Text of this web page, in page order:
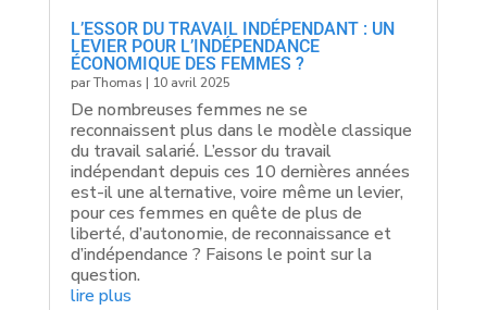
L’ESSOR DU TRAVAIL INDÉPENDANT : UN
LEVIER POUR L’INDÉPENDANCE
ÉCONOMIQUE DES FEMMES ?
parThomas | 10 avril 2025
De nombreuses femmes ne se
reconnaissent plus dans le modèle classique
du travail salarié. L’essor du travail
indépendant depuis ces 10 dernières années
est-il une alternative, voire même un levier,
pour ces femmes en quête de plus de
liberté, d’autonomie, de reconnaissance et
d’indépendance ? Faisons le point sur la
question.
lire plus